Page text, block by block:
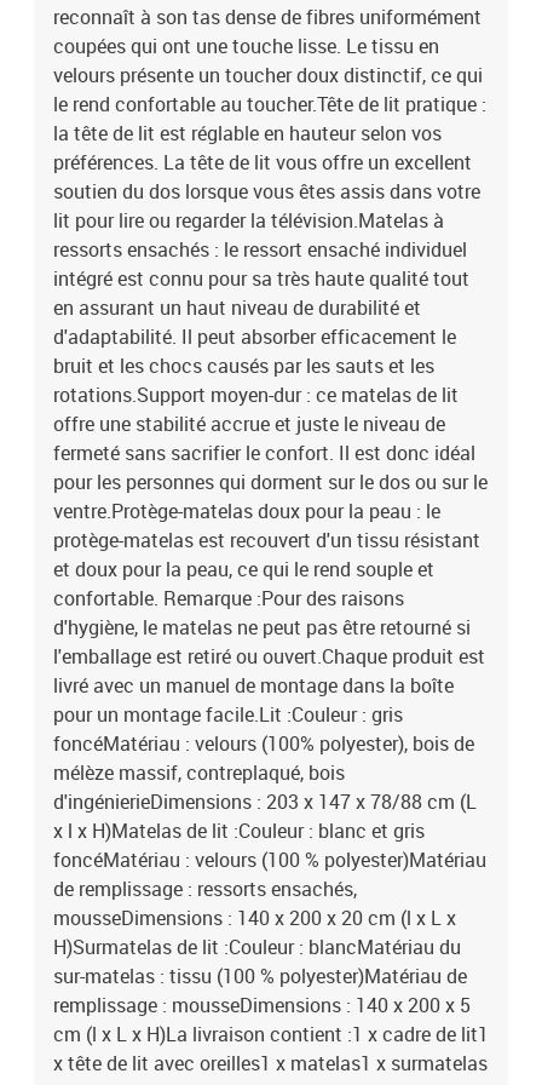
reconnaît à son tas dense de fibres uniformément
coupées qui ont une touche lisse. Le tissu en
velours présente un toucher doux distinctif, ce qui
le rend confortable au toucher.Tête de lit pratique :
la tête de lit est réglable en hauteur selon vos
préférences. La tête de lit vous offre un excellent
soutien du dos lorsque vous êtes assis dans votre
lit pour lire ou regarder la télévision.Matelas à
ressorts ensachés : le ressort ensaché individuel
intégré est connu pour sa très haute qualité tout
en assurant un haut niveau de durabilité et
d'adaptabilité. Il peut absorber efficacement le
bruit et les chocs causés par les sauts et les
rotations.Support moyen-dur : ce matelas de lit
offre une stabilité accrue et juste le niveau de
fermeté sans sacrifier le confort. Il est donc idéal
pour les personnes qui dorment sur le dos ou sur le
ventre.Protège-matelas doux pour la peau : le
protège-matelas est recouvert d'un tissu résistant
et doux pour la peau, ce qui le rend souple et
confortable. Remarque :Pour des raisons
d'hygiène, le matelas ne peut pas être retourné si
l'emballage est retiré ou ouvert.Chaque produit est
livré avec un manuel de montage dans la boîte
pour un montage facile.Lit :Couleur : gris
foncéMatériau : velours (100% polyester), bois de
mélèze massif, contreplaqué, bois
d'ingénierieDimensions : 203 x 147 x 78/88 cm (L
x l x H)Matelas de lit :Couleur : blanc et gris
foncéMatériau : velours (100 % polyester)Matériau
de remplissage : ressorts ensachés,
mousseDimensions : 140 x 200 x 20 cm (l x L x
H)Surmatelas de lit :Couleur : blancMatériau du
sur-matelas : tissu (100 % polyester)Matériau de
remplissage : mousseDimensions : 140 x 200 x 5
cm (l x L x H)La livraison contient :1 x cadre de lit1
x tête de lit avec oreilles1 x matelas1 x surmatelas